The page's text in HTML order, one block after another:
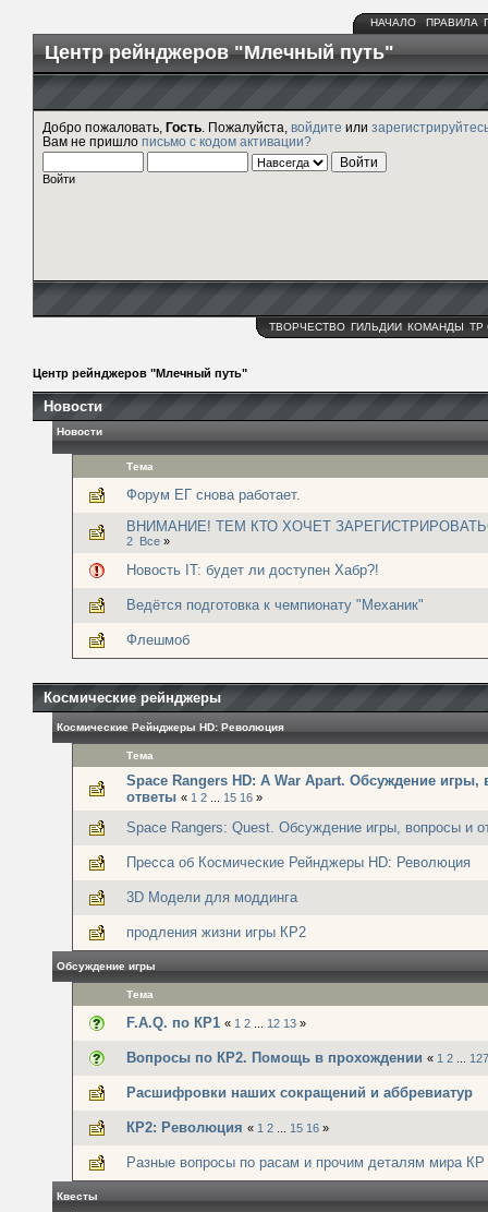
НАЧАЛО ПРАВИЛА
Центр рейнджеров "Млечный путь"
Добро пожаловать, Гость . Пожалуйста, войдите или
Вам не пришло письмо с кодом активации?
Войти
ТВОРЧЕСТВО ГИЛЬДИИ КОМАНДЫ ТР
Центр рейнджеров "Млечный путь"
Новости
Новости
Тема
Форум ЕГ снова работает.
ВНИМАНИЕ! ТЕМ КТО ХОЧЕТ
2 Все »
Новость IT: будет ли доступен Хабр?!
Ведётся подготовка к чемпионату "Механик"
Флешмоб
Космические рейнджеры
Космические Рейнджеры HD: Революция
Тема
Space Rangers HD: A War Apart. Обсуждение игры,
ответы « 1 2 15 16 »
Space Rangers: Quest. Обсуждение игры, вопросы и
Пресса об Космические Рейнджеры HD: Революция
3D Модели для моддинга
продления жизни игры КР2
Обсуждение игры
Тема
F.A.Q. по КР1 « 1 2 12 13 »
Вопросы по КР2. Помощь в прохождении « 1 2 127
Расшифровки наших сокращений и аббревиатур
КР2: Революция « 1 2 15 16 »
Разные вопросы по расам и прочим деталям мира КР
Квесты